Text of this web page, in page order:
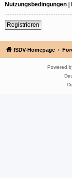
Nutzungsbedingungen |
Registrieren
ISDV-Homepage
Powered